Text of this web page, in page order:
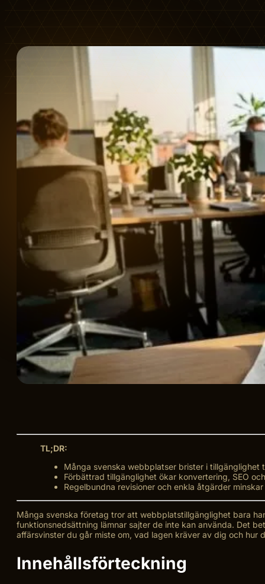
TL;DR:
Många svenska webbplatser brister i tillgänglighet
Förbättrad tillgänglighet ökar konvertering, SEO
Regelbundna revisioner och enkla åtgärder
Många svenska företag tror att webbplatstillgänglighet bara
funktionsnedsättning lämnar sajter de inte kan använda. Det
affärsvinster du går miste om, vad lagen kräver av dig och hur
Innehållsförteckning